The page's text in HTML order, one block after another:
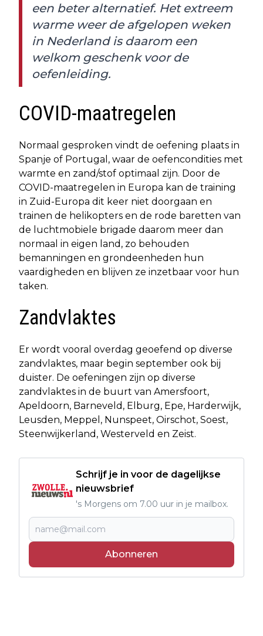
een beter alternatief. Het extreem
warme weer de afgelopen weken
in Nederland is daarom een
welkom geschenk voor de
oefenleiding.
COVID-maatregelen
Normaal gesproken vindt de oefening plaats in
Spanje of Portugal, waar de oefencondities met
warmte en zand/stof optimaal zijn. Door de
COVID-maatregelen in Europa kan de training
in Zuid-Europa dit keer niet doorgaan en
trainen de helikopters en de rode baretten van
de luchtmobiele brigade daarom meer dan
normaal in eigen land, zo behouden
bemanningen en grondeenheden hun
vaardigheden en blijven ze inzetbaar voor hun
taken.
Zandvlaktes
Er wordt vooral overdag geoefend op diverse
zandvlaktes, maar begin september ook bij
duister. De oefeningen zijn op diverse
zandvlaktes in de buurt van Amersfoort,
Apeldoorn, Barneveld, Elburg, Epe, Harderwijk,
Leusden, Meppel, Nunspeet, Oirschot, Soest,
Steenwijkerland, Westerveld en Zeist.
Schrijf je in voor de dagelijkse
nieuwsbrief
's Morgens om 7.00 uur in je mailbox.
Abonneren